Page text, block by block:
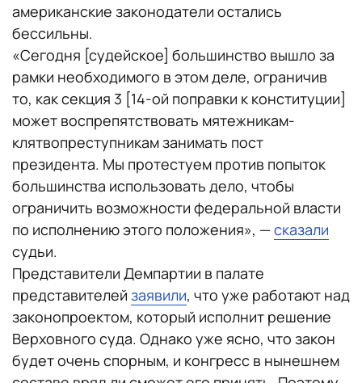
американские законодатели остались
бессильны.
«Сегодня [судейское] большинство вышло за
рамки необходимого в этом деле, ограничив
то, как секция 3 [14-ой поправки к конституции]
может воспрепятствовать мятежникам-
клятвопреступникам занимать пост
президента. Мы протестуем против попыток
большинства использовать дело, чтобы
ограничить возможности федеральной власти
по исполнению этого положения», — сказали
судьи.
Представители Демпартии в палате
представителей заявили, что уже работают над
законопроектом, который исполнит решение
Верховного суда. Однако уже ясно, что закон
будет очень спорным, и конгресс в нынешнем